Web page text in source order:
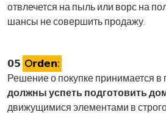
отвлечется на пыль или ворс на
шансы не совершить продажу.
𝟬𝟱 O𝗿𝗱𝗲𝗻:
Решение о покупке принимается в
должны успеть подготовить
движущимися элементами в